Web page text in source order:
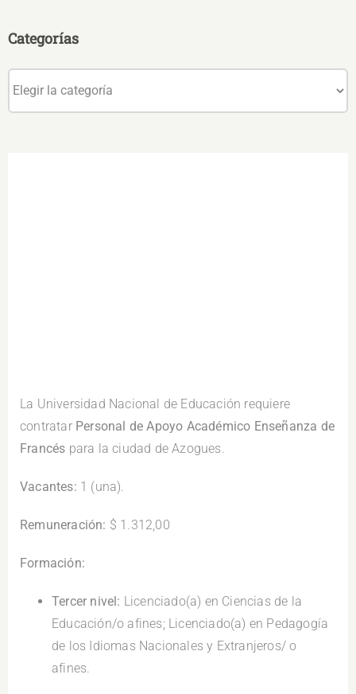
La Universidad Nacional de Educación requiere
contratar Personal de Apoyo Académico Enseñanza de
Francés para la ciudad de Azogues.
Vacantes: 1 (una).
Remuneración: $ 1.312,00
Formación:
Tercer nivel: Licenciado(a) en Ciencias de la
Educación/o afines; Licenciado(a) en Pedagogía
de los Idiomas Nacionales y Extranjeros/ o
afines.
Categorías